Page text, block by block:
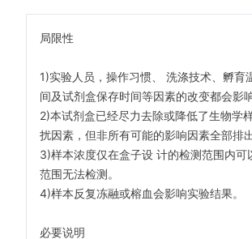
局限性
1)实验人员，操作习惯、 洗涤技术、孵育
间及试剂盒保存时间等因素的改变都会影
2)本试剂盒已经尽力去除或降低了生物学
扰因素，但非所有可能的影响因素全部排出
3)样本浓度仅在盒子设 计的检测范围内可
范围无法检测。
4)样本反复冻融或榕血会影响实验结果。
必要说明